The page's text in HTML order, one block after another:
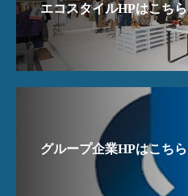
エコスタイルHPはこちら
グループ企業HPはこちら